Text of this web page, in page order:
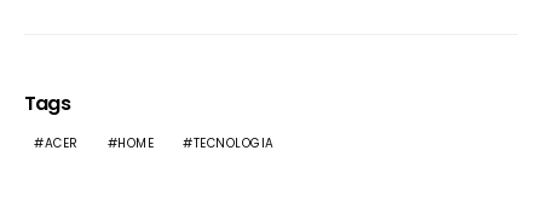
Tags
ACER HOME TECNOLOGIA